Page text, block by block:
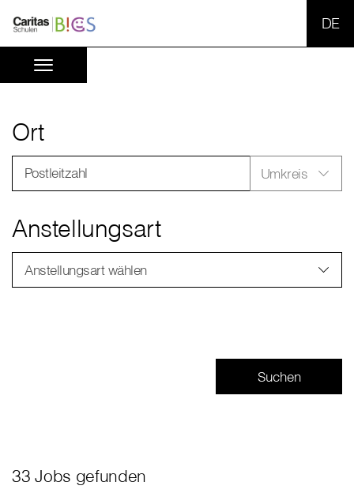
Ort
Postleitzahl Umkreis
Anstellungsart
Anstellungsart wählen
33 Jobs gefunden